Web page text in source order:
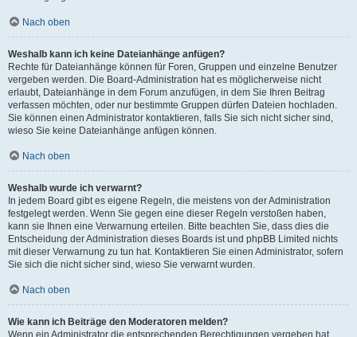
Nach oben
Weshalb kann ich keine Dateianhänge anfügen?
Rechte für Dateianhänge können für Foren, Gruppen und einzelne Benutzer
vergeben werden. Die Board-Administration hat es möglicherweise nicht
erlaubt, Dateianhänge in dem Forum anzufügen, in dem Sie Ihren Beitrag
verfassen möchten, oder nur bestimmte Gruppen dürfen Dateien hochladen.
Sie können einen Administrator kontaktieren, falls Sie sich nicht sicher sind,
wieso Sie keine Dateianhänge anfügen können.
Nach oben
Weshalb wurde ich verwarnt?
In jedem Board gibt es eigene Regeln, die meistens von der Administration
festgelegt werden. Wenn Sie gegen eine dieser Regeln verstoßen haben,
kann sie Ihnen eine Verwarnung erteilen. Bitte beachten Sie, dass dies die
Entscheidung der Administration dieses Boards ist und phpBB Limited nichts
mit dieser Verwarnung zu tun hat. Kontaktieren Sie einen Administrator, sofern
Sie sich die nicht sicher sind, wieso Sie verwarnt wurden.
Nach oben
Wie kann ich Beiträge den Moderatoren melden?
Wenn ein Administrator die entsprechenden Berechtigungen vergeben hat,